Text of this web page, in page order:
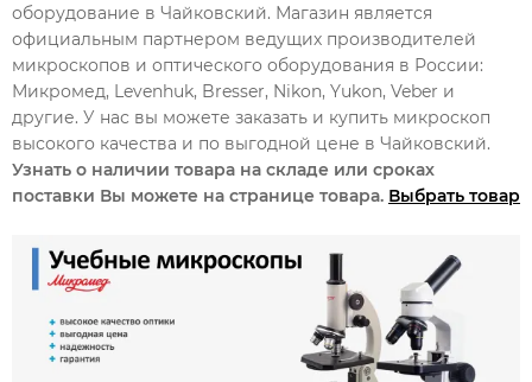
оборудование в Чайковский. Магазин является
официальным партнером ведущих производителей
микроскопов и оптического оборудования в России:
Микромед, Levenhuk, Bresser, Nikon, Yukon, Veber и
другие. У нас вы можете заказать и купить микроскоп
высокого качества и по выгодной цене в Чайковский.
Узнать о наличии товара на складе или сроках
поставки Вы можете на странице товара. Выбрать товар